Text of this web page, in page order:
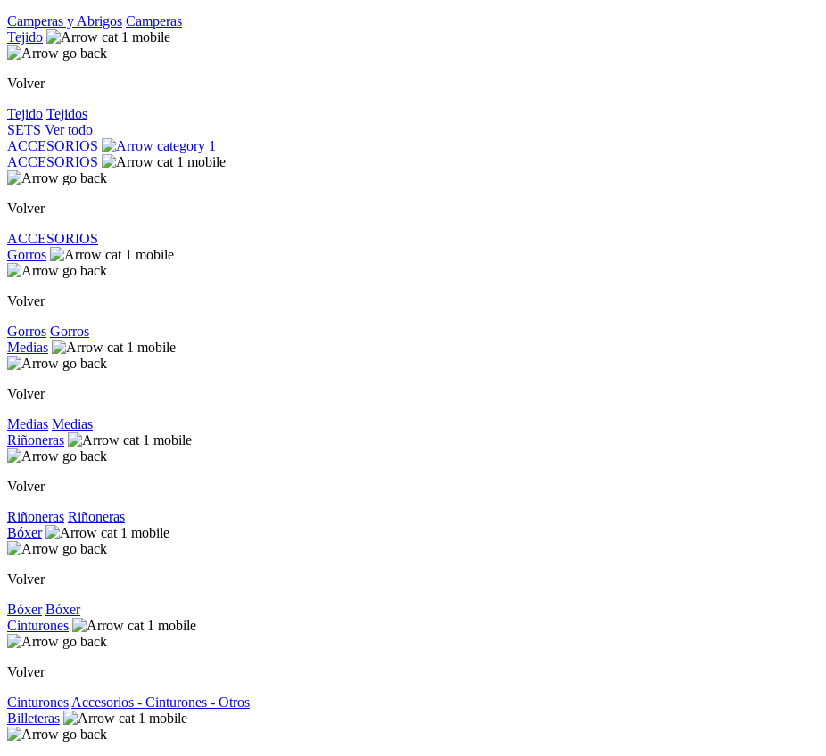
Camperas y Abrigos Camperas
Tejido
Volver
Tejido Tejidos
SETS Ver todo
ACCESORIOS
ACCESORIOS
Volver
ACCESORIOS
Gorros
Volver
Gorros Gorros
Medias
Volver
Medias Medias
Riñoneras
Volver
Riñoneras Riñoneras
Bóxer
Volver
Bóxer Bóxer
Cinturones
Volver
Cinturones Accesorios - Cinturones - Otros
Billeteras